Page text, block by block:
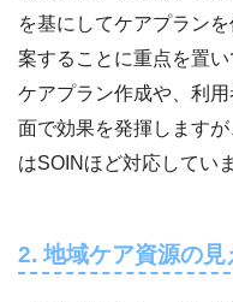
を基にしてケアプラン
案することに重点を置
ケアプラン作成や、利
面で効果を発揮します
はSOINほど対応してい
2. 地域ケア資源の